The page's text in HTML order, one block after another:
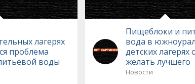
лагерях
проблема
воды
Пищеблоки и
вода в
детских лагерях
желать лучшего
Новости